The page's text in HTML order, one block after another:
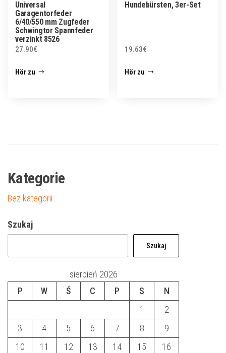
Universal
Garagentorfeder
6/40/550 mm Zugfeder
Schwingtor Spannfeder
verzinkt 8526
27.90€
Hör zu
Hundebürsten, 3er-Set
19.63€
Hör zu
Kategorie
Bez kategorii
Szukaj
Szukaj
sierpień 2026
P
W Ś C P S
N
1
2
3
4 5 6 7 8
9
10
11 12 13 14 15 16